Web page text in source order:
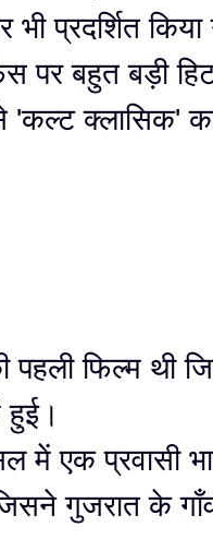
भी प्रदर्शित
पर बहुत बड़ी
क्लासिक' का
पहली फिल्म थी
हुई।
में एक प्रवासी
गुजरात के